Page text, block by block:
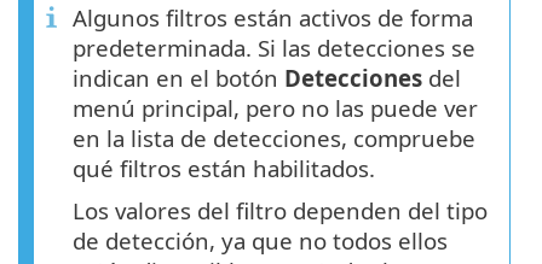
Algunos filtros están activos de forma
predeterminada. Si las detecciones se
indican en el botón Detecciones del
menú principal, pero no las puede ver
en la lista de detecciones, compruebe
qué filtros están habilitados.
Los valores del filtro dependen del tipo
de detección, ya que no todos ellos